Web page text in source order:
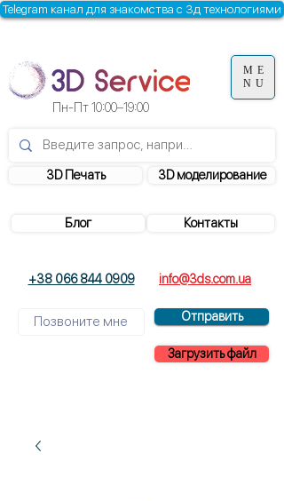
3D моделирование
Контакты
3D Печать
+38 066 844 0909 info@3ds.com.ua
Отправить
Загрузить файл
Блог
Пн-Пт10:00–19:00
Telegram канал для знакомства с 3д технологиями
ME
NU